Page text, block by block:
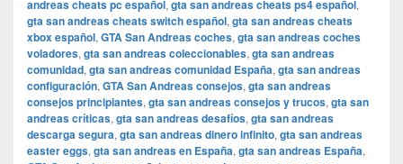
andreas cheats pc español, gta san andreas cheats ps4 español,
gta san andreas cheats switch español, gta san andreas cheats
xbox español, GTA San Andreas coches, gta san andreas coches
voladores, gta san andreas coleccionables, gta san andreas
comunidad, gta san andreas comunidad España, gta san andreas
configuración, GTA San Andreas consejos, gta san andreas
consejos principiantes, gta san andreas consejos y trucos, gta san
andreas críticas, gta san andreas desafíos, gta san andreas
descarga segura, gta san andreas dinero infinito, gta san andreas
easter eggs, gta san andreas en España, gta san andreas España,